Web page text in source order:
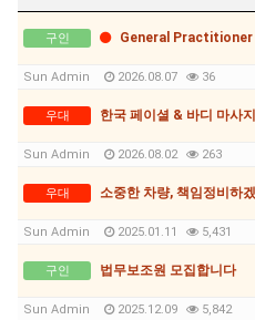
구인 General Practitioner
Sun Admin 2026.08.07 36
우대 한국 페이셜 & 바디 마사지 / 아
Sun Admin 2026.08.02 263
우대 소중한 차량, 책임정비하겠습니
Sun Admin 2025.01.11 5,431
구인 법무보조원 모집합니다
Sun Admin 2025.12.09 5,842